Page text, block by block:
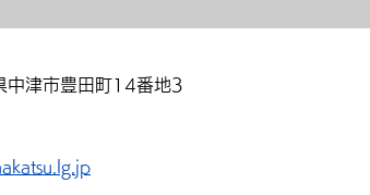
津市豊田町14番地3